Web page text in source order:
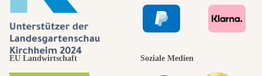
EU Landwirtschaft Soziale Medien